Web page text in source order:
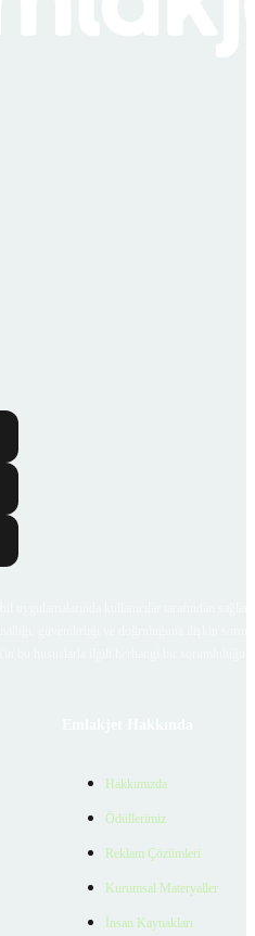
Hakkımızda
Ödüllerimiz
Reklam Çözümleri
Kurumsal Materyaller
İnsan Kaynakları